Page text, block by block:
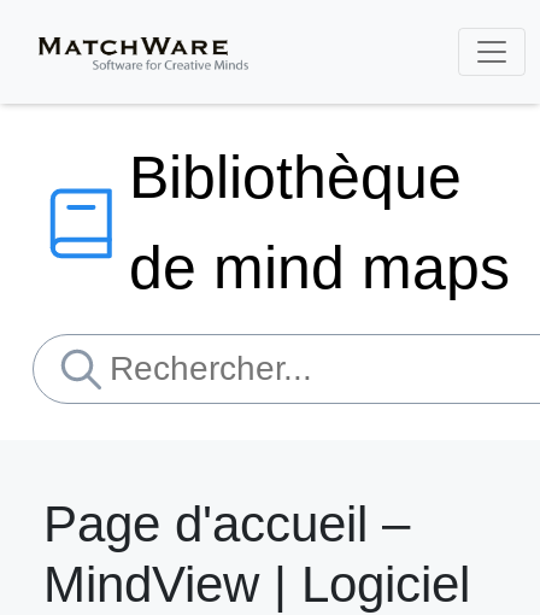
Bibliothèque
de mind maps
Page d'accueil –
MindView | Logiciel